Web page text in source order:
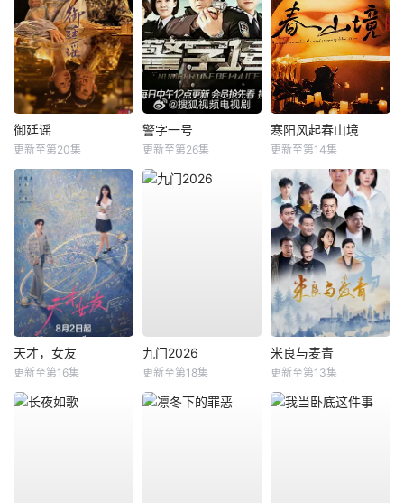
御廷谣
更新至第20集
警字一号
更新至第26集
寒阳风起春山境
更新至第14集
天才，女友
更新至第16集
九门2026
更新至第18集
米良与麦青
更新至第13集